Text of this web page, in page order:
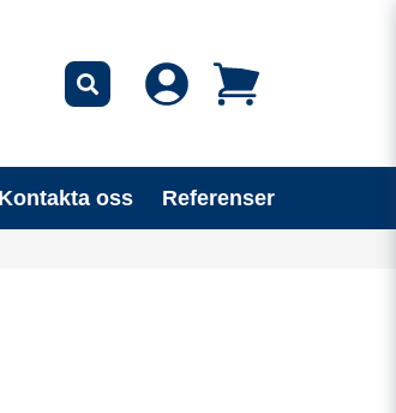
Kontakta oss Referenser